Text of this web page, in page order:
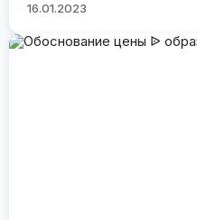
16.01.2023